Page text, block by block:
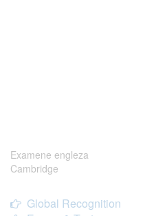
Examene engleza
Cambridge
Global Recognition